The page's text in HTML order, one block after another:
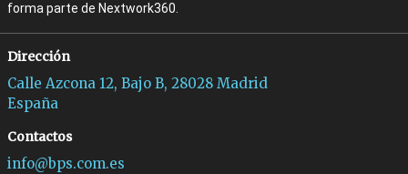
forma parte de Nextwork360.
Dirección
Calle Azcona 12, Bajo B, 28028 Madrid
España
Contactos
info@bps.com.es